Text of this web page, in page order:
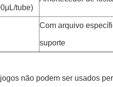
tube)
Com arquivo
suporte
não podem ser usados